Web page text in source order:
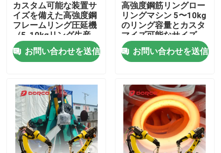
品質管理
お問い合わせ
ニュース
すべての場合
ブログ
カスタム可能な装置サ
イズを備えた高強度鋼
フレームリング圧延機
（5-10kgリング生産
用）
お問い合わせを送信
高強度鋼筋リングロー
リングマシン 5〜10kg
のリング容量とカスタ
マイズ可能なサイズ
お問い合わせを送信